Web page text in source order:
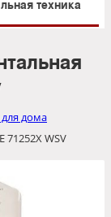
техника
дома
WSV